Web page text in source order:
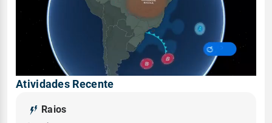
Atividades Recente
Raios